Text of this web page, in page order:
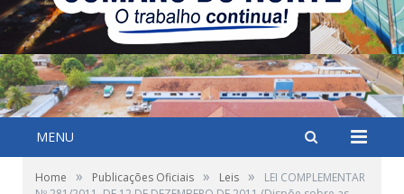
MENU
Home » Publicações Oficiais » Leis »
LEI COMPLEMENTAR